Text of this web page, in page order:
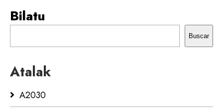
Bilatu
Buscar
Atalak
A2030